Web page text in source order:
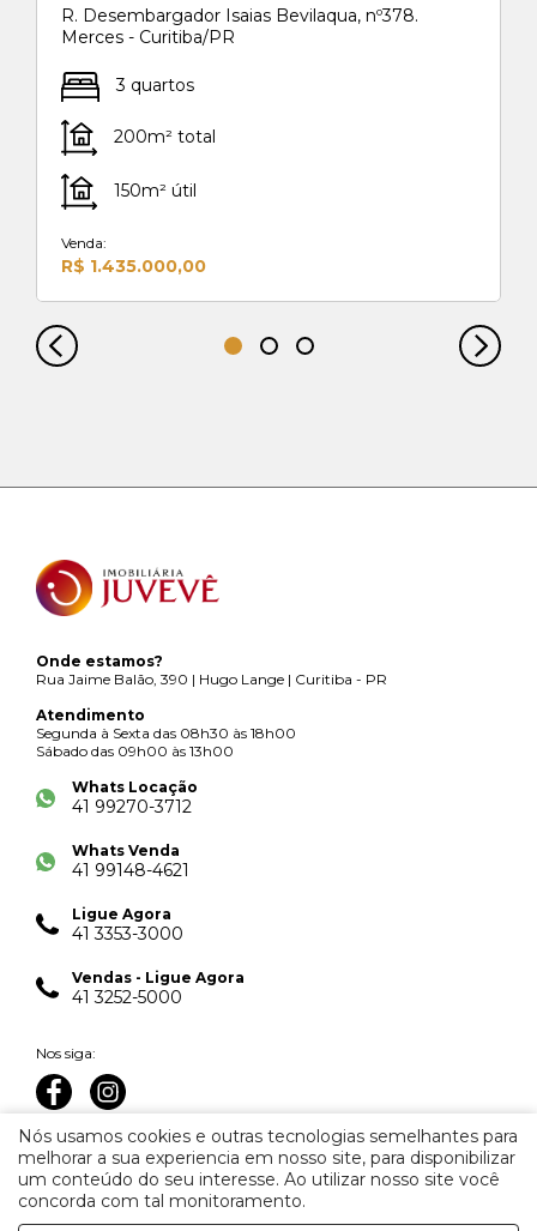
Nós usamos cookies e outras tecnologias semelhantes para
melhorar a sua experiencia em nosso site, para disponibilizar
um conteúdo do seu interesse. Ao utilizar nosso site você
concorda com tal monitoramento.
R. Desembargador Isaias Bevilaqua, nº378.
Merces - Curitiba/PR
3 quartos
200m² total
150m² útil
Venda:
R$ 1.435.000,00
Onde estamos?
Rua Jaime Balão, 390 | Hugo Lange | Curitiba - PR
Atendimento
Segunda à Sexta das 08h30 às 18h00
Sábado das 09h00 às 13h00
Whats Locação
41 99270-3712
Whats Venda
41 99148-4621
Ligue Agora
41 3353-3000
Vendas - Ligue Agora
41 3252-5000
Nos siga: